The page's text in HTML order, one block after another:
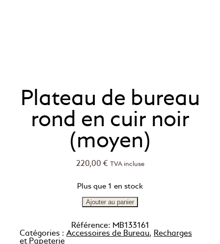
Plateau de bureau
rond en cuir noir
(moyen)
220,00 € TVA incluse
Plus que 1 en stock
Ajouter au panier
Référence: MB133161
Catégories : Accessoires de Bureau, Recharges
et Papeterie